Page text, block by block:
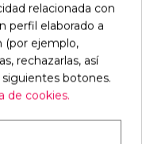
tratar.
relacionada con
perfil elaborado a
(por ejemplo,
rechazarlas, así
botones.
de cookies.